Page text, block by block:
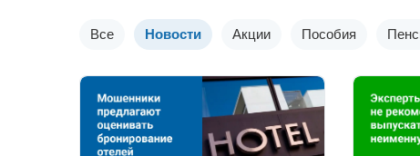
Все Новости Акции Пособия